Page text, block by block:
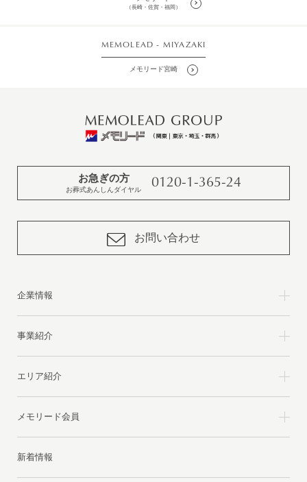
（長崎・佐賀・福岡）
MEMOLEAD - MIYAZAKI
メモリード宮崎
お急ぎの方
お葬式あんしんダイヤル 0120-1-365-24
お問い合わせ
企業情報
事業紹介
エリア紹介
メモリード会員
新着情報